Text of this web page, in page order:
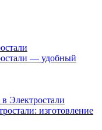
— удобный
Электростали
изготовление